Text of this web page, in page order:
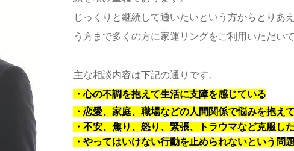
じっくりと継続して通いたいという方からとりあ
う方まで多くの方に家運リングをご利用いただいて
主な相談内容は下記の通りです。
・心の不調を抱えて生活に支障を感じている
・恋愛、家庭、職場などの人間関係で悩みを抱え
・不安、焦り、怒り、緊張、トラウマなど克服し
・やってはいけない行動を止められないという問